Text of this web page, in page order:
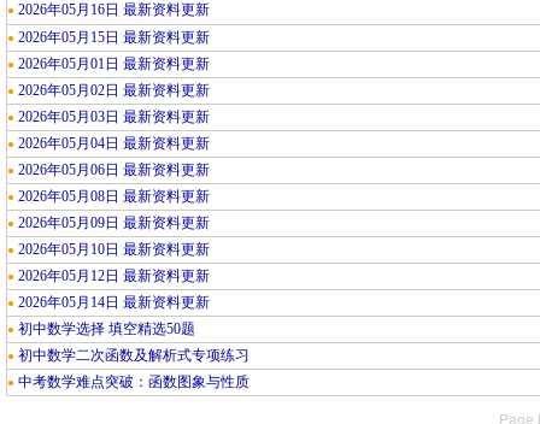
● 2026年05月16日 最新资料更新
● 2026年05月15日 最新资料更新
● 2026年05月01日 最新资料更新
● 2026年05月02日 最新资料更新
● 2026年05月03日 最新资料更新
● 2026年05月04日 最新资料更新
● 2026年05月06日 最新资料更新
● 2026年05月08日 最新资料更新
● 2026年05月09日 最新资料更新
● 2026年05月10日 最新资料更新
● 2026年05月12日 最新资料更新
● 2026年05月14日 最新资料更新
● 初中数学选择 填空精选50题
● 初中数学二次函数及解析式专项练习
● 中考数学难点突破：函数图象与性质
Page